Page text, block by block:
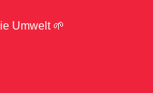
Umwelt 🌱